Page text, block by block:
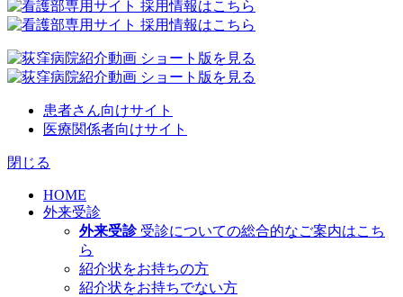
患者さん向けサイト
医療関係者向けサイト
閉じる
HOME
外来受診
外来受診 受診についての総合的なご案内はこち
ら
紹介状をお持ちの方
紹介状をお持ちでない方